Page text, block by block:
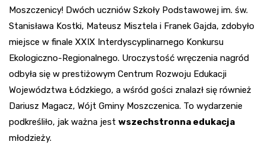
Moszczenicy! Dwóch uczniów Szkoły Podstawowej im. św.
Stanisława Kostki, Mateusz Misztela i Franek Gajda, zdobyło
miejsce w finale XXIX Interdyscyplinarnego Konkursu
Ekologiczno-Regionalnego. Uroczystość wręczenia nagród
odbyła się w prestiżowym Centrum Rozwoju Edukacji
Województwa Łódzkiego, a wśród gości znalazł się również
Dariusz Magacz, Wójt Gminy Moszczenica. To wydarzenie
podkreśliło, jak ważna jest wszechstronna edukacja
młodzieży.